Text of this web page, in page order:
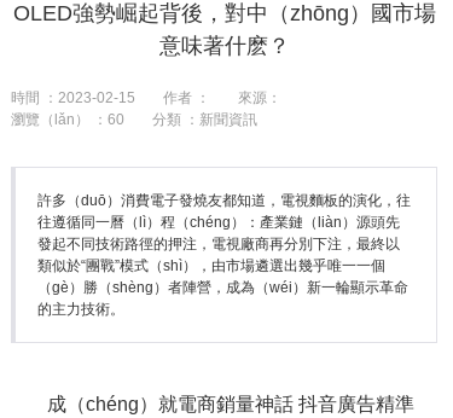
工程
OLED強勢崛起背後，對中（zhōng）國市場
意味著什麽？
時間 ：2023-02-15 作者 ：
來源：
瀏覽（lǎn） ：60 分類 ：新聞資訊
許多（duō）消費電子發燒友都知道，電視麵板的演化，往
往遵循同一曆（lì）程（chéng）：產業鏈（liàn）源頭先
發起不同技術路徑的押注，電視廠商再分別下注，最終以
類似於“團戰”模式（shì），由市場遴選出幾乎唯一一個
（gè）勝（shèng）者陣營，成為（wéi）新一輪顯示革命
的主力技術。
成（chéng）就電商銷量神話 抖音廣告精準